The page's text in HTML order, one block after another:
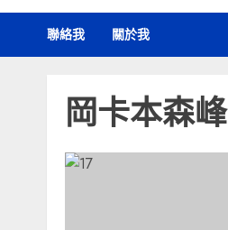
聯絡我 關於我
岡卡本森峰